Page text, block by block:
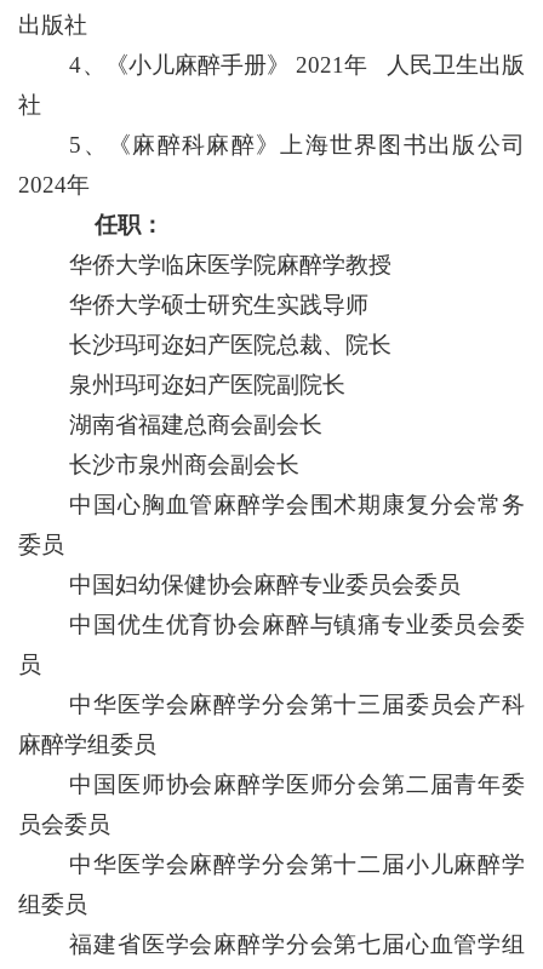
出版社
4、
《小儿麻醉手册》
2021年 人民卫生出版
社
5、
《麻醉科麻醉》上海世界图书出版公司
2024年
任职：
华侨大学临床医学院麻醉学教授
华侨大学硕士研究生实践导师
长沙玛珂迩妇产医院总裁、院长
泉州玛珂迩妇产医院副院长
湖南省福建总商会副会长
长沙市泉州商会副会长
中国心胸血管麻醉学会围术期康复分会常务
委员
中国妇幼保健协会麻醉专业委员会委员
中国优生优育协会麻醉与镇痛专业委员会委
员
中华医学会麻醉学分会第十三届委员会产科
麻醉学组委员
中国医师协会麻醉学医师分会第二届青年委
员会委员
中华医学会麻醉学分会第十二届小儿麻醉学
组委员
福建省医学会麻醉学分会第七届心血管学组